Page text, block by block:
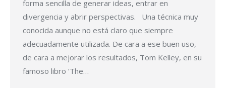
forma sencilla de generar ideas, entrar en
divergencia y abrir perspectivas. Una técnica muy
conocida aunque no está claro que siempre
adecuadamente utilizada. De cara a ese buen uso,
de cara a mejorar los resultados, Tom Kelley, en su
famoso libro ‘The…